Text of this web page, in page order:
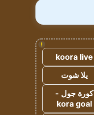
!
koora live
يلا شوت
كورة جول -
kora goal